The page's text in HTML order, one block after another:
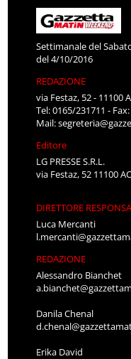
Settimanale del
del 4/10/2016
REDAZIONE
via Festaz, 52 - 11100
Tel: 0165/231711 -
Mail:
Editore
LG PRESSE S.R.L.
via Festaz, 52 11100
DIRETTORE
Luca Mercanti
REDAZIONE
Alessandro Bianchet
Danila Chenal
Erika David